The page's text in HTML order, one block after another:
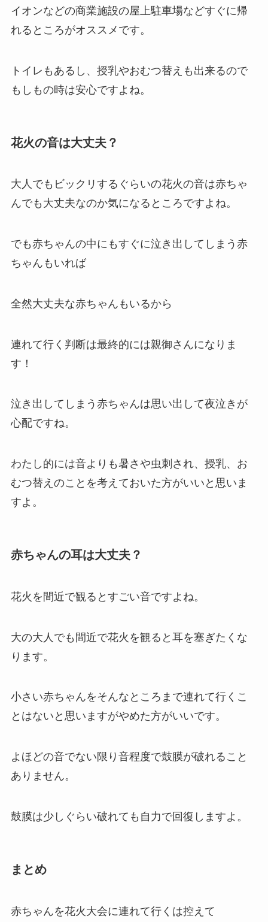
イオンなどの商業施設の屋上駐車場などすぐに帰
れるところがオススメです。
トイレもあるし、授乳やおむつ替えも出来るので
もしもの時は安心ですよね。
花火の音は大丈夫？
大人でもビックリするぐらいの花火の音は赤ちゃ
んでも大丈夫なのか気になるところですよね。
でも赤ちゃんの中にもすぐに泣き出してしまう赤
ちゃんもいれば
全然大丈夫な赤ちゃんもいるから
連れて行く判断は最終的には親御さんになりま
す！
泣き出してしまう赤ちゃんは思い出して夜泣きが
心配ですね。
わたし的には音よりも暑さや虫刺され、授乳、お
むつ替えのことを考えておいた方がいいと思いま
すよ。
赤ちゃんの耳は大丈夫？
花火を間近で観るとすごい音ですよね。
大の大人でも間近で花火を観ると耳を塞ぎたくな
ります。
小さい赤ちゃんをそんなところまで連れて行くこ
とはないと思いますがやめた方がいいです。
よほどの音でない限り音程度で鼓膜が破れること
ありません。
鼓膜は少しぐらい破れても自力で回復しますよ。
まとめ
赤ちゃんを花火大会に連れて行くは控えて